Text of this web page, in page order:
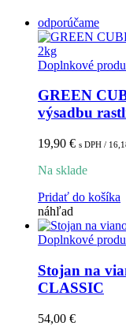
odporúčame
Doplnkové
GREEN
výsadbu
19,90 € s DPH /
Na sklade
Pridať do košíka
náhľad
Doplnkové
Stojan na
CLASSIC
54,00 €